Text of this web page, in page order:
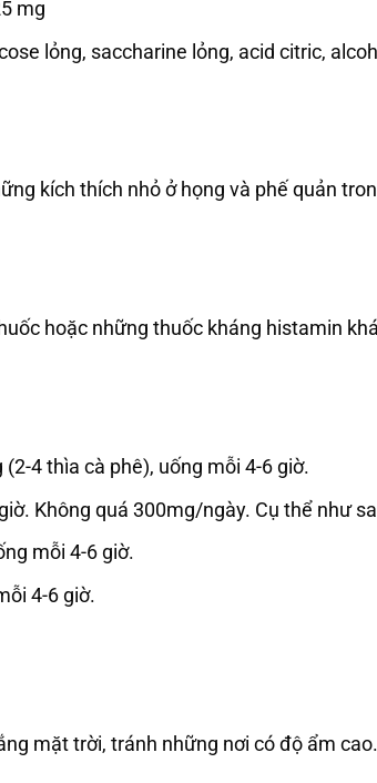
mg
lỏng, saccharine lỏng, acid citric,
kích thích nhỏ ở họng và phế quản
hoặc những thuốc kháng histamin
4 thìa cà phê), uống mỗi 4-6 giờ.
Không quá 300mg/ngày. Cụ thể như
mỗi 4-6 giờ.
4-6 giờ.
mặt trời, tránh những nơi có độ ẩm cao.